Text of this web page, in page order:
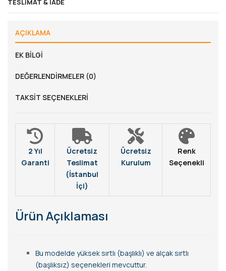
TESLIMAT & İADE
AÇIKLAMA
EK BILGI
DEĞERLENDIRMELER (0)
TAKSIT SEÇENEKLERI
2 Yıl
Garanti
Ücretsiz
Teslimat
(İstanbul
İçi)
Ücretsiz
Kurulum
Renk
Seçenekli
Ürün Açıklaması
Bu modelde yüksek sırtlı (başlıklı) ve alçak sırtlı
(başlıksız) seçenekleri mevcuttur.